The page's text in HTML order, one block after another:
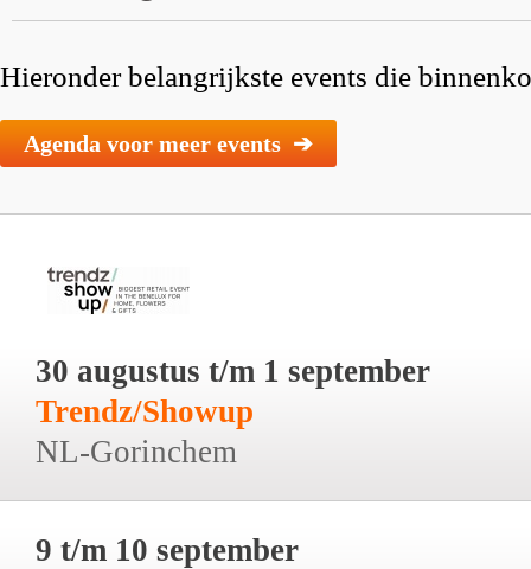
Hieronder belangrijkste events die
Agenda voor meer events ➔
30 augustus t/m 1 september
Trendz/Showup
NL-Gorinchem
9 t/m 10 september